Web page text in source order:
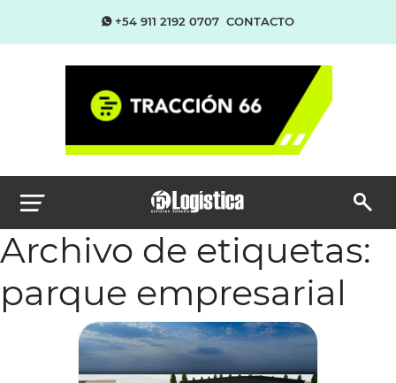
+54 911 2192 0707 CONTACTO
Archivo de etiquetas:
parque empresarial